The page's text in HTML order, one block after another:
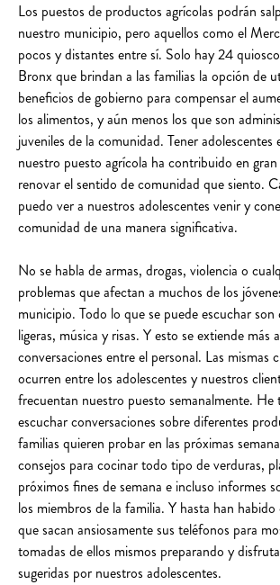
Los puestos de productos agrícolas podrán
nuestro municipio, pero aquellos como el
pocos y distantes entre sí. Solo hay 24
Bronx que brindan a las familias la opción de
beneficios de gobierno para compensar el
los alimentos, y aún menos los que son
juveniles de la comunidad. Tener adolescentes
nuestro puesto agrícola ha contribuido en
renovar el sentido de comunidad que siento.
puedo ver a nuestros adolescentes venir y
comunidad de una manera significativa.
No se habla de armas, drogas, violencia o
problemas que afectan a muchos de los
municipio. Todo lo que se puede escuchar son
ligeras, música y risas. Y esto se extiende más
conversaciones entre el personal. Las mismas
ocurren entre los adolescentes y nuestros
frecuentan nuestro puesto semanalmente. He
escuchar conversaciones sobre diferentes
familias quieren probar en las próximas
consejos para cocinar todo tipo de verduras,
próximos fines de semana e incluso informes
los miembros de la familia. Y hasta han habido
que sacan ansiosamente sus teléfonos para
tomadas de ellos mismos preparando y
sugeridas por nuestros adolescentes.